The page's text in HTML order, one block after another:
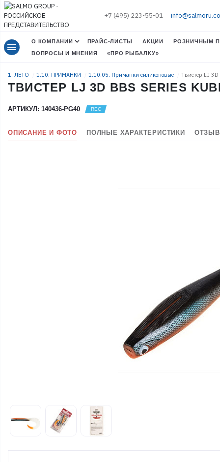
+7 (495) 223-55-01
menu О КОМПАНИИ ПРАЙС-ЛИСТЫ АКЦИИ
РОЗНИЧНЫМ
ВОПРОСЫ И МНЕНИЯ
«ПРО РЫБАЛКУ»
1. ЛЕТО 1.10. ПРИМАНКИ 1.10.05. Приманки силиконовые Твистер LJ
ТВИСТЕР LJ 3D BBS SERIES
АРТИКУЛ: 140436-PG40
ОПИСАНИЕ И ФОТО ПОЛНЫЕ ХАРАКТЕРИСТИКИ